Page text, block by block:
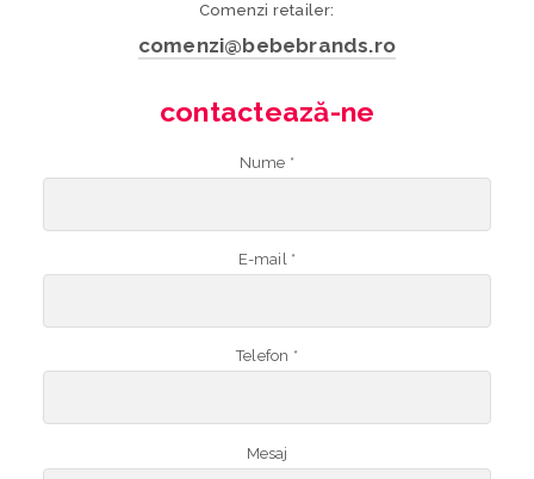
Comenzi retailer:
comenzi@bebebrands.ro
contactează-ne
Nume *
E-mail *
Telefon *
Mesaj